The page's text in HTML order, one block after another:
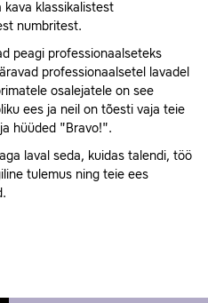
kava klassikalistest
numbritest.
peagi professionaalseteks
professionaalsetel lavadel
osalejatele on see
ees ja neil on tõesti vaja teie
hüüded "Bravo!".
laval seda, kuidas talendi, töö
tulemus ning teie ees